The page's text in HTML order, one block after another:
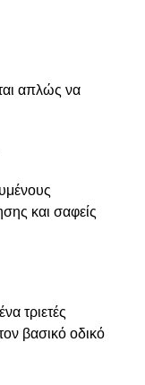
απλώς να
και σαφείς
τριετές
βασικό οδικό